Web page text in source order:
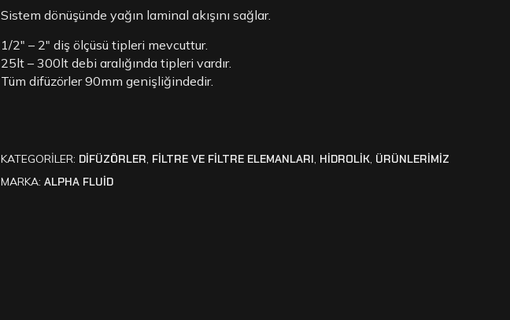
Sistem dönüşünde yağın laminal akışını sağlar.
1/2″ – 2″ diş ölçüsü tipleri mevcuttur.
25lt – 300lt debi aralığında tipleri vardır.
Tüm difüzörler 90mm genişliğindedir.
KATEGORILER: DIFÜZÖRLER, FİLTRE VE FİLTRE ELEMANLARI, HİDROLİK, ÜRÜNLERİMİZ
MARKA: ALPHA FLUİD